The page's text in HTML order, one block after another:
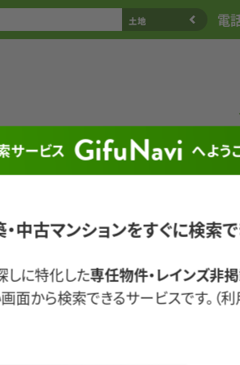
土地 電
サービス GifuNavi へよう
中古マンションをすぐに検索で
しに特化した専任物件・レインズ非
から検索できるサービスです。（利
1340m